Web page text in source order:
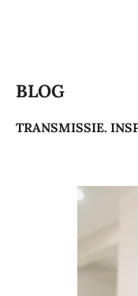
deBLOG
TRANSMISSIE.